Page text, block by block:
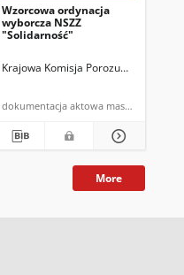
NSZZ "Solidarnosć"
Wzorcowa ordynacja
wyborcza NSZZ
"Solidarność"
Krajowa Komisja Porozumiewawcza
dokumentacja aktowa
More